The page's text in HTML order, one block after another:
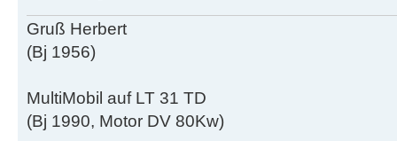
Gruß Herbert
(Bj 1956)
MultiMobil auf LT 31 TD
(Bj 1990, Motor DV 80Kw)